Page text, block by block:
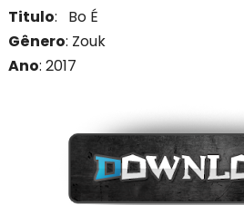
Titulo: Bo É
Gênero: Zouk
Ano: 2017